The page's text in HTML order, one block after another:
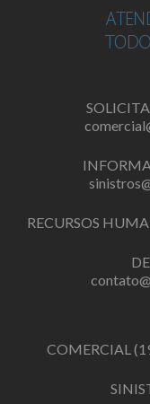
RECURSOS
COMERCIAL